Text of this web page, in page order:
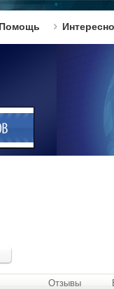
Помощь
Отзывы